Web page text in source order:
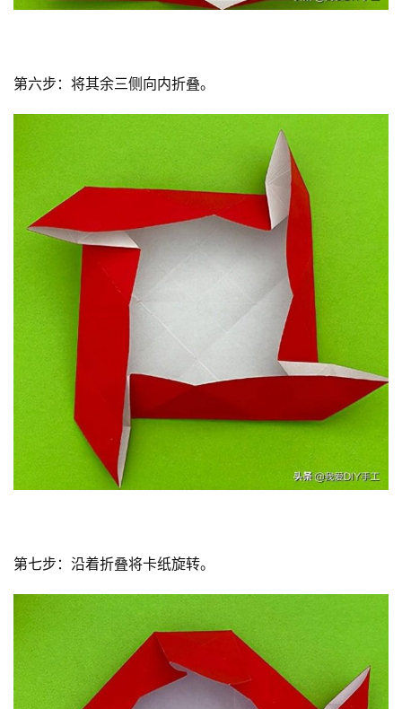
第六步：将其余三侧向内折叠。
第七步：沿着折叠将卡纸旋转。